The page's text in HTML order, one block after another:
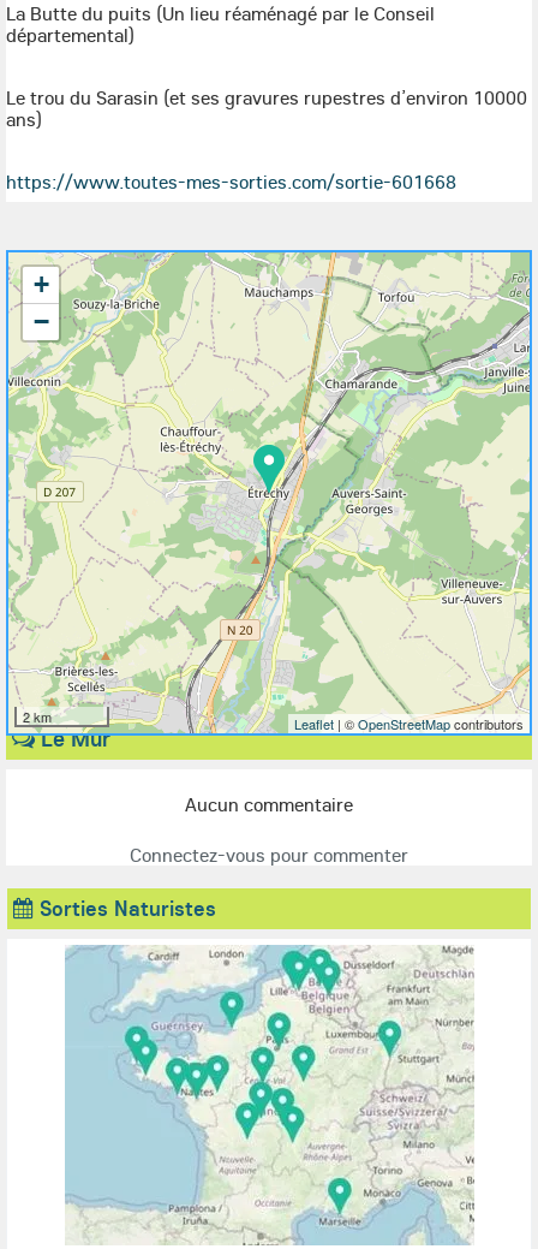
La Butte du puits (Un lieu réaménagé par le Conseil
départemental)
Le trou du Sarasin (et ses gravures rupestres d’environ 10000
ans)
https://www.toutes-mes-sorties.com/sortie-601668
+
−
2 km Leaflet | ©OpenStreetMapcontributors
Le Mur
Aucun commentaire
Connectez-vous pour commenter
Sorties Naturistes